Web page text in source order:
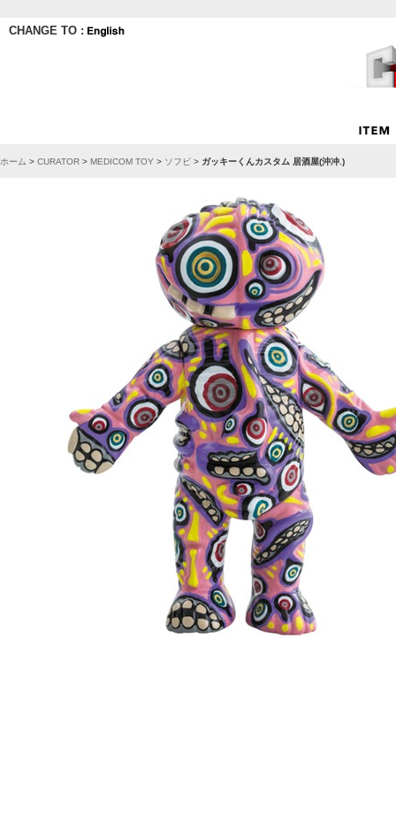
CHANGE TO :
ホーム > CURATOR > MEDICOM TOY > ソフビ > ガッキーくんカスタム 居酒屋(沖冲.)